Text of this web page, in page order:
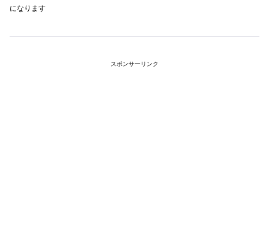
になります
スポンサーリンク